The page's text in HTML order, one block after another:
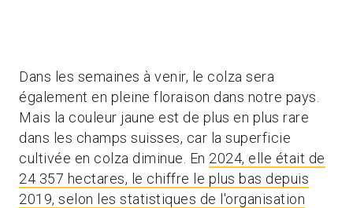
Dans les semaines à venir, le colza sera
également en pleine floraison dans notre pays.
Mais la couleur jaune est de plus en plus rare
dans les champs suisses, car la superficie
cultivée en colza diminue. En 2024, elle était de
24 357 hectares, le chiffre le plus bas depuis
2019, selon les statistiques de l'organisation